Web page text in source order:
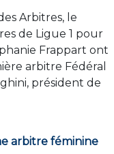
Arbitres, le
de Ligue 1 pour
Frappart ont
arbitre Fédéral
président de
arbitre féminine